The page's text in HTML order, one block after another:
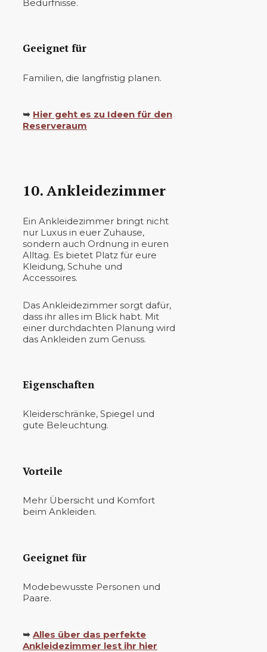
Bedürfnisse.
Geeignet für
Familien, die langfristig planen.
➥ Hier geht es zu Ideen für den
Reserveraum
10. Ankleidezimmer
Ein Ankleidezimmer bringt nicht
nur Luxus in euer Zuhause,
sondern auch Ordnung in euren
Alltag. Es bietet Platz für eure
Kleidung, Schuhe und
Accessoires.
Das Ankleidezimmer sorgt dafür,
dass ihr alles im Blick habt. Mit
einer durchdachten Planung wird
das Ankleiden zum Genuss.
Eigenschaften
Kleiderschränke, Spiegel und
gute Beleuchtung.
Vorteile
Mehr Übersicht und Komfort
beim Ankleiden.
Geeignet für
Modebewusste Personen und
Paare.
➥ Alles über das perfekte
Ankleidezimmer lest ihr hier